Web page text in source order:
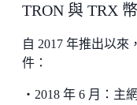
TRON 與 TRX
自 2017 年推出以
件：
・2018 年 6 月：主